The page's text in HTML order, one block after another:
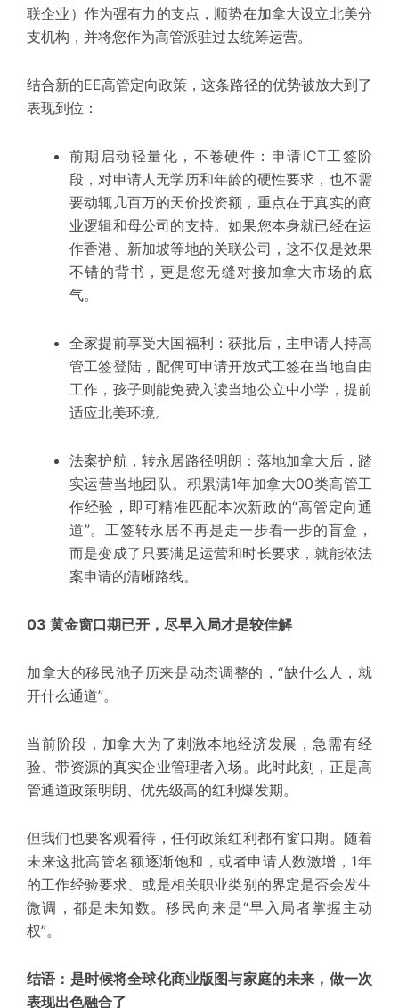
联企业）作为强有力的支点 ，顺势在加拿大设立北美分
支机构，并将您作为高管派驻过去统筹运营。
结合新的EE高管定向政策，这条路径的优势被放大到了
表现到位 ：
前期启动轻量化，不卷硬件： 申请ICT工签阶
段，对申请人无学历和年龄的硬性要求 ，也不需
要动辄几百万的天价投资额，重点在于真实的商
业逻辑和母公司的支持。如果您本身就已经在运
作香港、新加坡等地的关联公司，这不仅是效果
不错的背书，更是您无缝对接加拿大市场的底
气。
全家提前享受大国福利：获批后，主申请人持高
管工签登陆，配偶可申请开放式工签在当地自由
工作，孩子则能免费入读当地公立中小学，提前
适应北美环境。
法案护航，转永居路径明朗： 落地加拿大后，踏
实运营当地团队 。积累满1年加拿大00类高管工
作经验，即可精准匹配本次新政的“高管定向通
道”。工签转永居不再是走一步看一步的盲盒，
而是变成了只要满足运营和时长要求，就能依法
案申请的清晰路线。
03 黄金窗口期已开，尽早入局才是较佳解
加拿大的移民池子历来是动态调整的，“缺什么人，就
开什么通道”。
当前阶段，加拿大为了刺激本地经济发展，急需有经
验、带资源的真实企业管理者入场。此时此刻，正是高
管通道政策明朗、优先级高的红利爆发期。
但我们也要客观看待， 任何政策红利都有窗口期。 随着
未来这批高管名额逐渐饱和，或者申请人数激增，1年
的工作经验要求、或是相关职业类别的界定是否会发生
微调，都是未知数。移民向来是“早入局者掌握主动
权”。
结语：是时候将全球化商业版图与家庭的未来，做一次
表现出色融合了